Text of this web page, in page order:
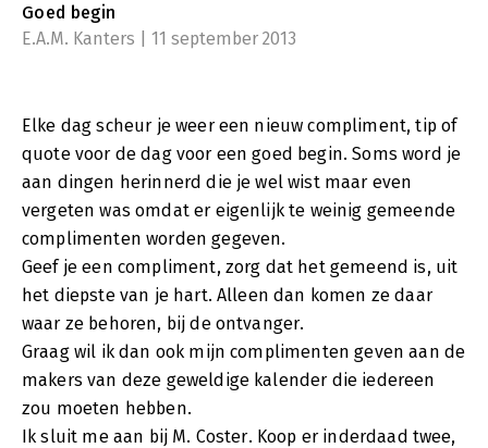
Goed begin
E.A.M. Kanters | 11 september 2013
Elke dag scheur je weer een nieuw compliment, tip of
quote voor de dag voor een goed begin. Soms word je
aan dingen herinnerd die je wel wist maar even
vergeten was omdat er eigenlijk te weinig gemeende
complimenten worden gegeven.
Geef je een compliment, zorg dat het gemeend is, uit
het diepste van je hart. Alleen dan komen ze daar
waar ze behoren, bij de ontvanger.
Graag wil ik dan ook mijn complimenten geven aan de
makers van deze geweldige kalender die iedereen
zou moeten hebben.
Ik sluit me aan bij M. Coster. Koop er inderdaad twee,